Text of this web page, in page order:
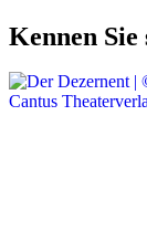
Kennen Sie